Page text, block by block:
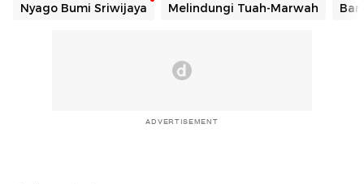
Nyago Bumi Sriwijaya Melindungi Tuah-Marwah
ADVERTISEMENT